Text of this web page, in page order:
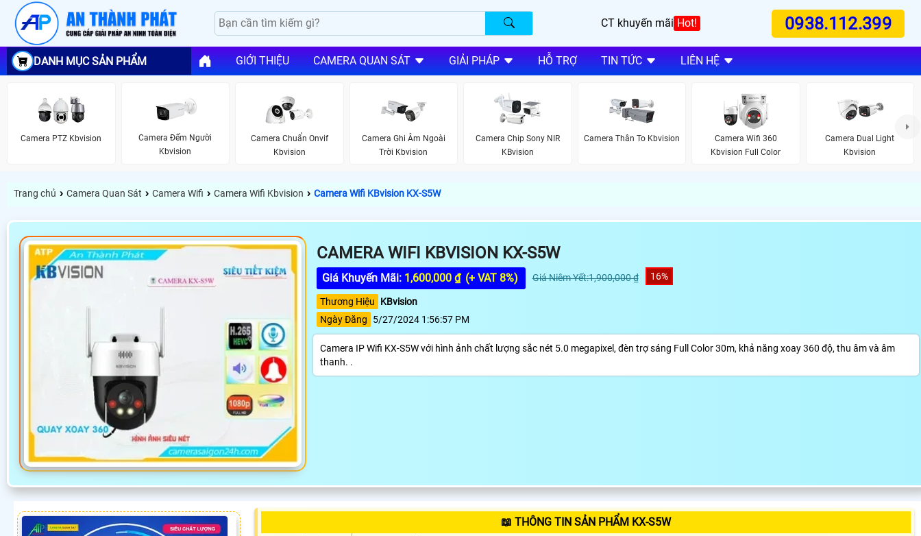
CT khuyến mãi Hot! 0938.112.399
DANH MỤC SẢN PHẨM GIỚI THIỆU CAMERA QUAN SÁT GIẢI PHÁP HỖ TRỢ TIN TỨC LIÊN HỆ
Camera PTZ Kbvision
Camera Đếm Người
Kbvision
Camera Chuẩn Onvif
Kbvision
Camera Ghi Âm Ngoài
Trời Kbvision
Camera Chip Sony NIR
KBvision
Camera Thân To Kbvision
Camera Wifi 360
Kbvision Full Color
Camera Dual Light
Kbvision
Trang chủ › Camera Quan Sát › Camera Wifi › Camera Wifi Kbvision › Camera Wifi KBvision KX-S5W
CAMERA WIFI KBVISION KX-S5W
Giá Khuyến Mãi: 1,600,000 ₫ (+ VAT 8%) Giá Niêm Yết:1,900,000 ₫ 16%
Thương Hiệu
KBvision
Ngày Đăng
5/27/2024 1:56:57 PM
Camera IP Wifi KX-S5W với hình ảnh chất lượng sắc nét 5.0 megapixel, đèn trợ sáng Full Color 30m, khả năng xoay 360 độ, thu âm và âm
thanh. .
📖 THÔNG TIN SẢN PHẨM KX-S5W